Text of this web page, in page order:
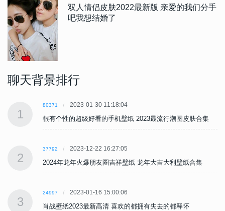
双人情侣皮肤2022最新版 亲爱的我们分手
吧我想结婚了
聊天背景排行
1
80371 2023-01-30 11:18:04
很有个性的超级好看的手机壁纸 2023最流行潮图皮肤合集
2
37792 2023-12-22 16:27:05
2024年龙年火爆朋友圈吉祥壁纸 龙年大吉大利壁纸合集
3
24997 2023-01-16 15:00:06
肖战壁纸2023最新高清 喜欢的都拥有失去的都释怀